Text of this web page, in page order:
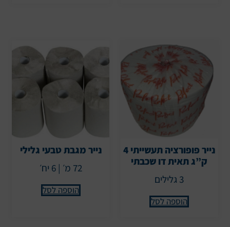
נייר פופורציה תעשייתי 4
ק”ג תאית דו שכבתי
3 גלילים
הוספה לסל
נייר מגבת טבעי גלילי
72 מ׳ | 6 יח׳
הוספה לסל